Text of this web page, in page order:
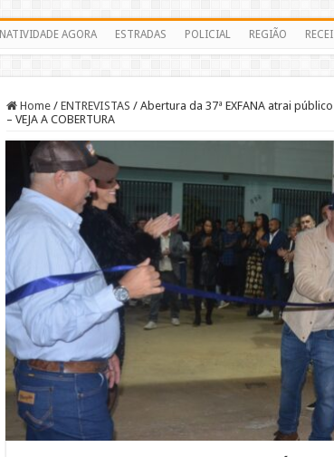
NATIVIDADE AGORA ESTRADAS POLICIAL REGIÃO
Home / ENTREVISTAS / Abertura da 37ª EXFANA atrai
– VEJA A COBERTURA